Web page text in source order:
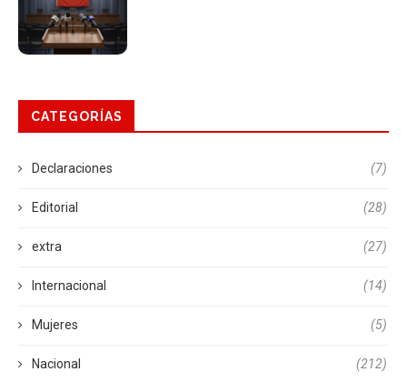
CATEGORÍAS
Declaraciones (7)
Editorial (28)
extra (27)
Internacional (14)
Mujeres (5)
Nacional (212)